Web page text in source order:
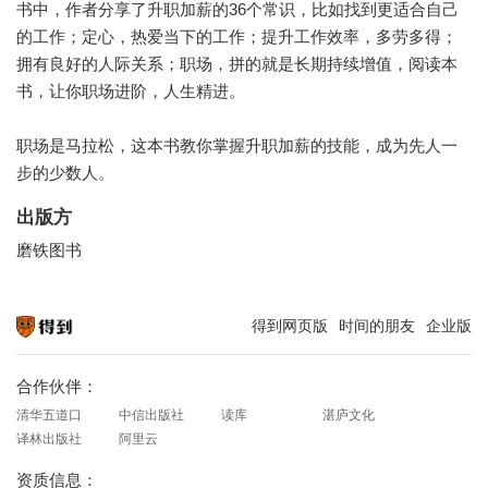
书中，作者分享了升职加薪的36个常识，比如找到更适合自己
的工作；定心，热爱当下的工作；提升工作效率，多劳多得；
拥有良好的人际关系；职场，拼的就是长期持续增值，阅读本
书，让你职场进阶，人生精进。
职场是马拉松，这本书教你掌握升职加薪的技能，成为先人一
步的少数人。
出版方
磨铁图书
得到网页版 时间的朋友 企业版
合作伙伴：
清华五道口 中信出版社 读库
湛庐文化
译林出版社
阿里云
资质信息：